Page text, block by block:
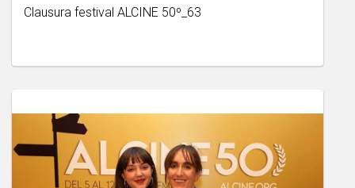
Clausura festival ALCINE 50º_63